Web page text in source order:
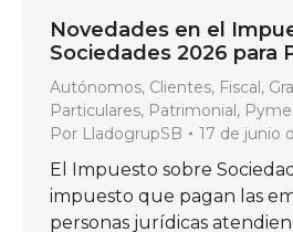
Novedades en el
Sociedades 2026 para
Autónomos, Clientes, Fiscal,
Particulares, Patrimonial,
Por LladogrupSB 17 de junio
El Impuesto sobre
impuesto que pagan las
personas jurídicas